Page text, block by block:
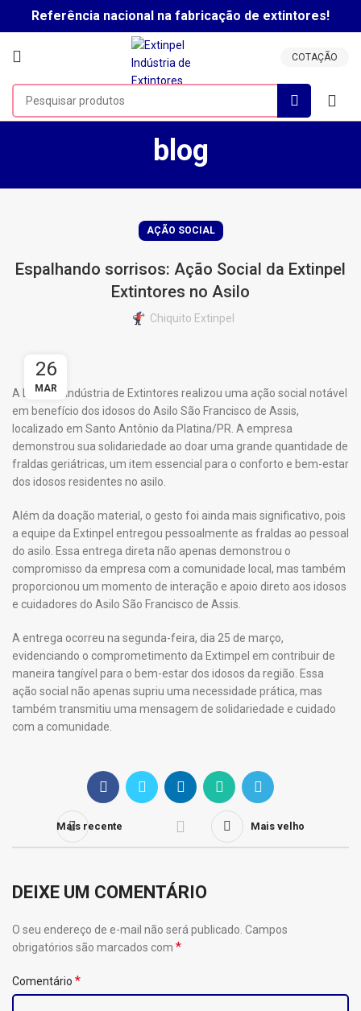
Referência nacional na fabricação de extintores!
COTAÇÃO
blog
AÇÃO SOCIAL
Espalhando sorrisos: Ação Social da Extinpel
Extintores no Asilo
Chiquito Extinpel
26
MAR
A Extinpel Indústria de Extintores realizou uma ação social notável
em benefício dos idosos do Asilo São Francisco de Assis,
localizado em Santo Antônio da Platina/PR. A empresa
demonstrou sua solidariedade ao doar uma grande quantidade de
fraldas geriátricas, um item essencial para o conforto e bem-estar
dos idosos residentes no asilo.
Além da doação material, o gesto foi ainda mais significativo, pois
a equipe da Extinpel entregou pessoalmente as fraldas ao pessoal
do asilo. Essa entrega direta não apenas demonstrou o
compromisso da empresa com a comunidade local, mas também
proporcionou um momento de interação e apoio direto aos idosos
e cuidadores do Asilo São Francisco de Assis.
A entrega ocorreu na segunda-feira, dia 25 de março,
evidenciando o comprometimento da Extimpel em contribuir de
maneira tangível para o bem-estar dos idosos da região. Essa
ação social não apenas supriu uma necessidade prática, mas
também transmitiu uma mensagem de solidariedade e cuidado
com a comunidade.
Mais recente Mais velho
DEIXE UM COMENTÁRIO
O seu endereço de e-mail não será publicado. Campos
obrigatórios são marcados com *
Comentário *
Clique aqui para falar com um vendedor!